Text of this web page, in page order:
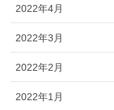
2022年4月
2022年3月
2022年2月
2022年1月